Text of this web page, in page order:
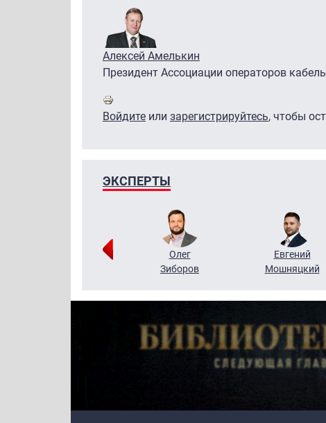
Алексей Амелькин
Президент Ассоциации операторов
Войдите или зарегистрируйтесь, чтобы
ЭКСПЕРТЫ
Олег
Зиборов
Евгений
Мошняцкий